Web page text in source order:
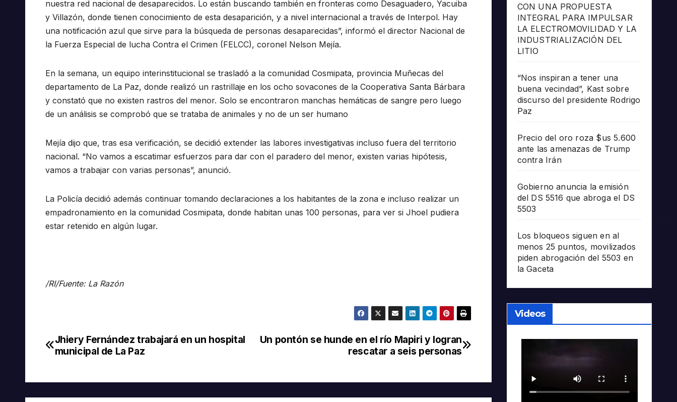
nuestra red nacional de desaparecidos. Lo están buscando también en fronteras como Desaguadero, Yacuiba
y Villazón, donde tienen conocimiento de esta desaparición, y a nivel internacional a través de Interpol. Hay
una notificación azul que sirve para la búsqueda de personas desaparecidas”, informó el director Nacional de
la Fuerza Especial de lucha Contra el Crimen (FELCC), coronel Nelson Mejía.
En la semana, un equipo interinstitucional se trasladó a la comunidad Cosmipata, provincia Muñecas del
departamento de La Paz, donde realizó un rastrillaje en los ocho sovacones de la Cooperativa Santa Bárbara
y constató que no existen rastros del menor. Solo se encontraron manchas hemáticas de sangre pero luego
de un análisis se comprobó que se trataba de animales y no de un ser humano
Mejía dijo que, tras esa verificación, se decidió extender las labores investigativas incluso fuera del territorio
nacional. “No vamos a escatimar esfuerzos para dar con el paradero del menor, existen varias hipótesis,
vamos a trabajar con varias personas”, anunció.
La Policía decidió además continuar tomando declaraciones a los habitantes de la zona e incluso realizar un
empadronamiento en la comunidad Cosmipata, donde habitan unas 100 personas, para ver si Jhoel pudiera
estar retenido en algún lugar.
/RI/Fuente: La Razón
Navegación
entradas
Un pontón se hunde en el río Mapiri y logran
rescatar a seis personas
Jhiery Fernández trabajará en un hospital
municipal de La Paz
CON UNA PROPUESTA
INTEGRAL PARA IMPULSAR
LA ELECTROMOVILIDAD Y LA
INDUSTRIALIZACIÓN DEL
LITIO
“Nos inspiran a tener una
buena vecindad”, Kast sobre
discurso del presidente Rodrigo
Paz
Precio del oro roza $us 5.600
ante las amenazas de Trump
contra Irán
Gobierno anuncia la emisión
del DS 5516 que abroga el DS
5503
Los bloqueos siguen en al
menos 25 puntos, movilizados
piden abrogación del 5503 en
la Gaceta
Videos